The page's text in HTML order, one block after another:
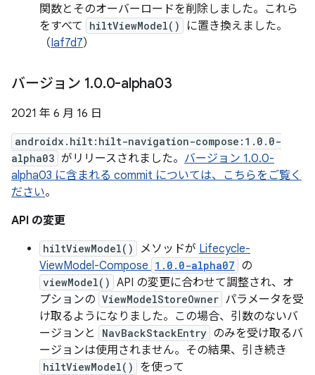
関数とそのオーバーロードを削除しました。これら
をすべて
hiltViewModel()
に置き換えました。
（Iaf7d7）
バージョン 1.0.0-alpha03
2021 年 6 月 16 日
androidx.hilt:hilt-navigation-compose:1.0.0-
alpha03 がリリースされました。 バージョン 1.0.0-
alpha03 に含まれる commit については、こちらをご覧く
ださい。
API の変更
hiltViewModel() メソッドが Lifecycle-
ViewModel-Compose 1.0.0-alpha07 の
viewModel() API の変更に合わせて調整され、オ
プションの ViewModelStoreOwner パラメータを受
け取るようになりました。この場合、引数のないバ
ージョンと
NavBackStackEntry のみを受け取るバ
ージョンは使用されません。その結果、引き続き
hiltViewModel() を使って